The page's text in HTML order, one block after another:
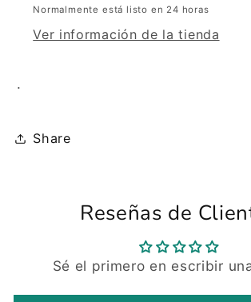
Normalmente está listo en 24 horas
Ver información de la tienda
.
Share
Reseñas de
Sé el primero en escribir